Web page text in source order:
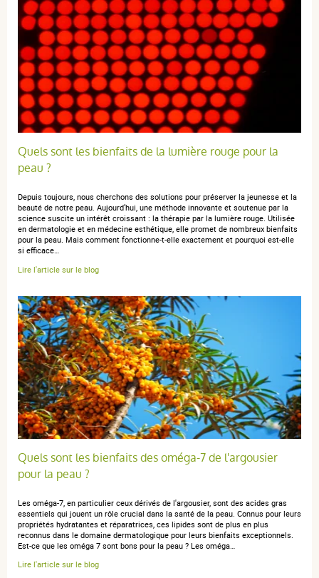
Trier l'affichage des avis
anonymous a.publié le 04 décembre 2023 suite à une commande
du 21 novembre 2023
5 / 5
Le produit me semble de meilleur qualité que le
précédent acheté d'une marque, il est dans une bouteille
en verre et me semble déjà plus efficace.
anonymous a.publié le 20 mars 2023 suite à une commande du
5 / 5
Un super antiseptique.
anonymous a.publié le 04 février 2022 suite à une commande du
08 janvier 2022
5 / 5
pas encore d avis
anonymous a.
Quels sont les bienfaits de la lumière rouge pour la
peau ?
Depuis toujours, nous cherchons des solutions pour préserver la jeunesse et la
beauté de notre peau. Aujourd’hui, une méthode innovante et soutenue par la
science suscite un intérêt croissant : la thérapie par la lumière rouge. Utilisée
en dermatologie et en médecine esthétique, elle promet de nombreux bienfaits
pour la peau. Mais comment fonctionne-t-elle exactement et pourquoi est-elle
si efficace…
Lire l'article sur le blog
Quels sont les bienfaits des oméga-7 de l'argousier
pour la peau ?
Les oméga-7, en particulier ceux dérivés de l'argousier, sont des acides gras
essentiels qui jouent un rôle crucial dans la santé de la peau. Connus pour leurs
propriétés hydratantes et réparatrices, ces lipides sont de plus en plus
reconnus dans le domaine dermatologique pour leurs bienfaits exceptionnels.
Est-ce que les oméga 7 sont bons pour la peau ? Les oméga…
Lire l'article sur le blog